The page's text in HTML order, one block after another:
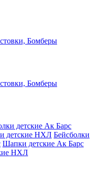
Бомберы
Бомберы
детские Ак Барс
детские НХЛ Бейсболки
Шапки детские Ак Барс
НХЛ